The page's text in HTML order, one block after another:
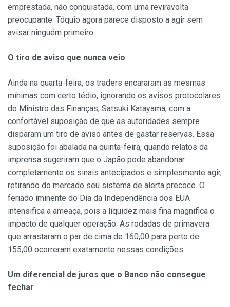
emprestada, não conquistada, com uma reviravolta
preocupante: Tóquio agora parece disposto a agir sem
avisar ninguém primeiro.
O tiro de aviso que nunca veio
Ainda na quarta-feira, os traders encararam as mesmas
mínimas com certo tédio, ignorando os avisos protocolares
do Ministro das Finanças, Satsuki Katayama, com a
confortável suposição de que as autoridades sempre
disparam um tiro de aviso antes de gastar reservas. Essa
suposição foi abalada na quinta-feira, quando relatos da
imprensa sugeriram que o Japão pode abandonar
completamente os sinais antecipados e simplesmente agir,
retirando do mercado seu sistema de alerta precoce. O
feriado iminente do Dia da Independência dos EUA
intensifica a ameaça, pois a liquidez mais fina magnifica o
impacto de qualquer operação. As rodadas de primavera
que arrastaram o par de cima de 160,00 para perto de
155,00 ocorreram exatamente nessas condições.
Um diferencial de juros que o Banco não consegue
fechar